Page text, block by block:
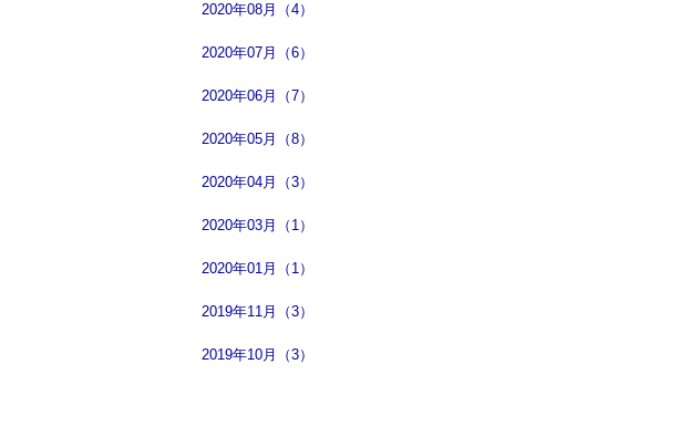
2020年08月（4）
2020年07月（6）
2020年06月（7）
2020年05月（8）
2020年04月（3）
2020年03月（1）
2020年01月（1）
2019年11月（3）
2019年10月（3）